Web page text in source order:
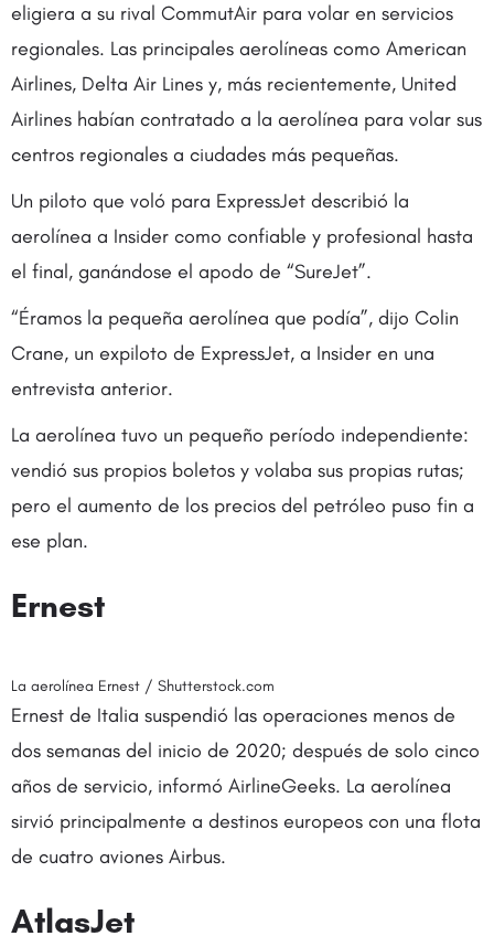
eligiera a su rival CommutAir para volar en servicios
regionales. Las principales aerolíneas como American
Airlines, Delta Air Lines y, más recientemente, United
Airlines habían contratado a la aerolínea para volar sus
centros regionales a ciudades más pequeñas.
Un piloto que voló para ExpressJet describió la
aerolínea a Insider como confiable y profesional hasta
el final, ganándose el apodo de “SureJet”.
“Éramos la pequeña aerolínea que podía”, dijo Colin
Crane, un expiloto de ExpressJet, a Insider en una
entrevista anterior.
La aerolínea tuvo un pequeño período independiente:
vendió sus propios boletos y volaba sus propias rutas;
pero el aumento de los precios del petróleo puso fin a
ese plan.
Ernest
La aerolínea Ernest / Shutterstock.com
Ernest de Italia suspendió las operaciones menos de
dos semanas del inicio de 2020; después de solo cinco
años de servicio, informó AirlineGeeks. La aerolínea
sirvió principalmente a destinos europeos con una flota
de cuatro aviones Airbus.
AtlasJet